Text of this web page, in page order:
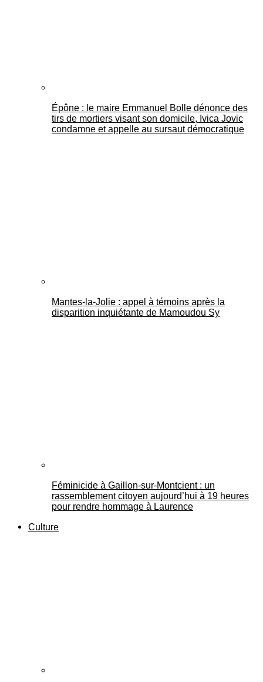
Épône : le maire Emmanuel Bolle dénonce des
tirs de mortiers visant son domicile, Ivica Jovic
condamne et appelle au sursaut démocratique
Mantes-la-Jolie : appel à témoins après la
disparition inquiétante de Mamoudou Sy
Féminicide à Gaillon‑sur‑Montcient : un
rassemblement citoyen aujourd’hui à 19 heures
pour rendre hommage à Laurence
Culture